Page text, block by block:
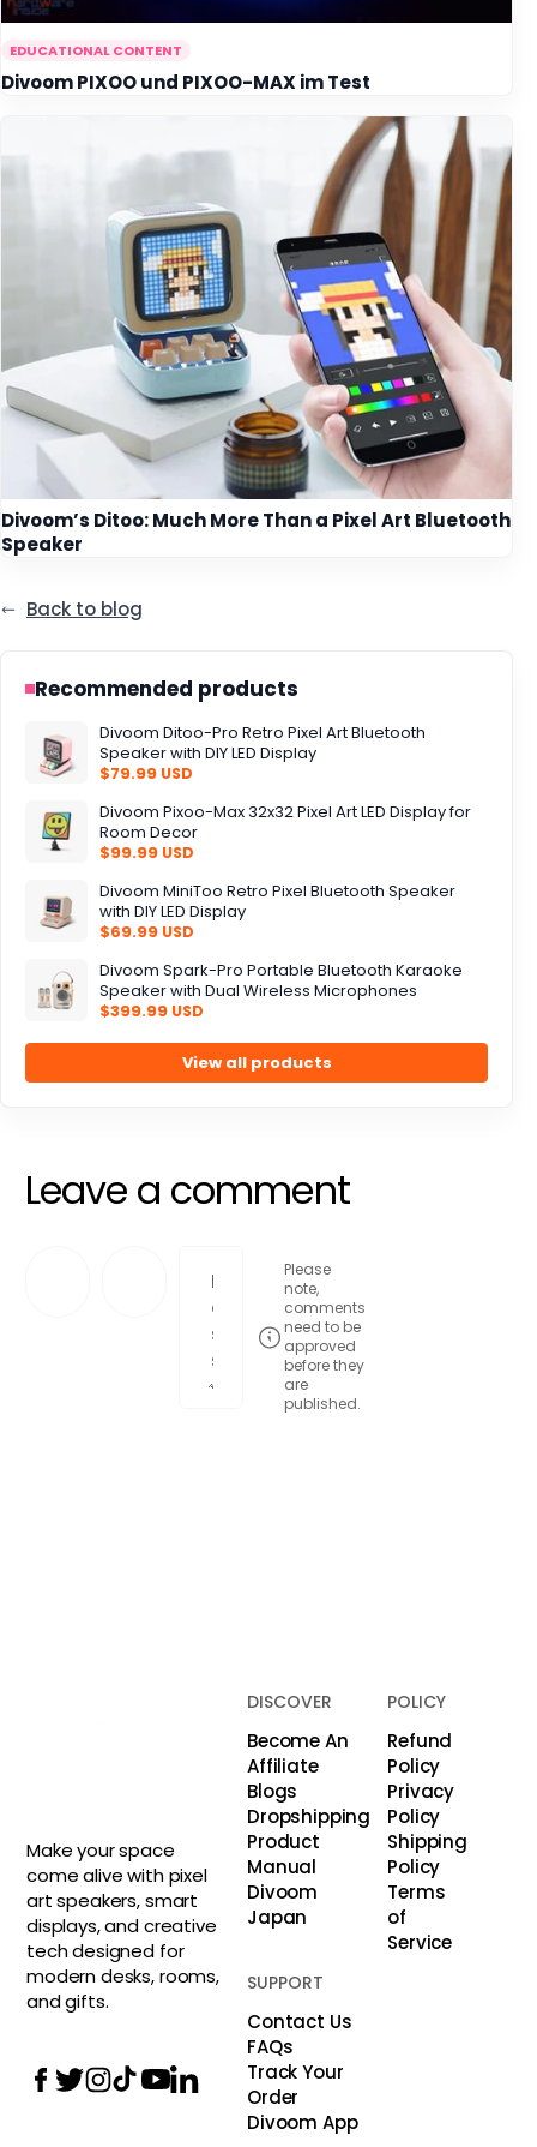
EDUCATIONAL CONTENT
Divoom PIXOO und PIXOO-MAX im Test
Divoom’s Ditoo: Much More Than a Pixel Art Bluetooth
Speaker
Back to blog
Recommended products
Divoom Ditoo-Pro Retro Pixel Art Bluetooth
Speaker with DIY LED Display
$79.99 USD
Divoom Pixoo-Max 32x32 Pixel Art LED Display for
Room Decor
$99.99 USD
Divoom MiniToo Retro Pixel Bluetooth Speaker
with DIY LED Display
$69.99 USD
Divoom Spark-Pro Portable Bluetooth Karaoke
Speaker with Dual Wireless Microphones
$399.99 USD
View all products
Leave a comment
Please
note,
comments
need to be
approved
before they
are
published.
Make your space
come alive with pixel
art speakers, smart
displays, and creative
tech designed for
modern desks, rooms,
and gifts.
DISCOVER
Become An
Affiliate
Blogs
Dropshipping
Product
Manual
Divoom
Japan
POLICY
Refund
Policy
Privacy
Policy
Shipping
Policy
Terms
of
Service
SUPPORT
Contact Us
FAQs
Track Your
Order
Divoom App